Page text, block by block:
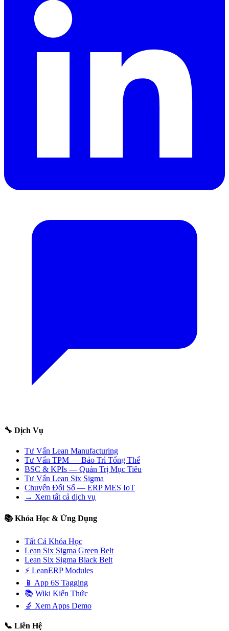
🔧 Dịch Vụ
Tư Vấn Lean Manufacturing
Tư Vấn TPM — Bảo Trì Tổng Thể
BSC & KPIs — Quản Trị Mục Tiêu
Tư Vấn Lean Six Sigma
Chuyển Đổi Số — ERP MES IoT
→ Xem tất cả dịch vụ
📚 Khóa Học & Ứng Dụng
Tất Cả Khóa Học
Lean Six Sigma Green Belt
Lean Six Sigma Black Belt
⚡ LeanERP Modules
📱 App 6S Tagging
📚 Wiki Kiến Thức
🔬 Xem Apps Demo
📞 Liên Hệ